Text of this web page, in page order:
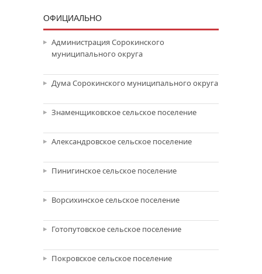
ОФИЦИАЛЬНО
Администрация Сорокинского
муниципального округа
Дума Сорокинского муниципального округа
Знаменщиковское сельское поселение
Александровское сельское поселение
Пинигинское сельское поселение
Ворсихинское сельское поселение
Готопутовское сельское поселение
Покровское сельское поселение